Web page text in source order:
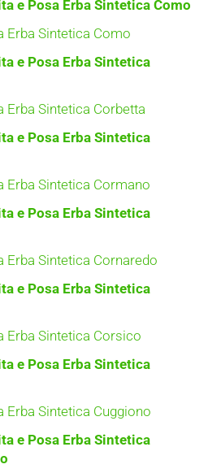
e Posa Erba Sintetica Como
Erba Sintetica Como
e Posa Erba Sintetica
Erba Sintetica Corbetta
e Posa Erba Sintetica
Erba Sintetica Cormano
e Posa Erba Sintetica
Erba Sintetica Cornaredo
e Posa Erba Sintetica
Erba Sintetica Corsico
e Posa Erba Sintetica
Erba Sintetica Cuggiono
e Posa Erba Sintetica